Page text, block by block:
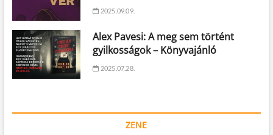
2025.09.09.
Alex Pavesi: A meg sem történt
gyilkosságok – Könyvajánló
2025.07.28.
ZENE